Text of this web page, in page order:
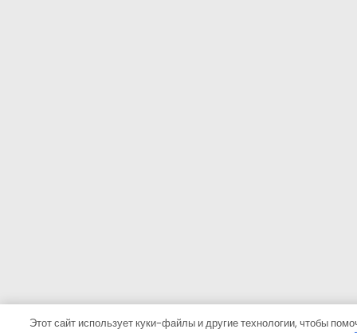
Этот сайт использует куки-файлы и другие технологии, чтобы